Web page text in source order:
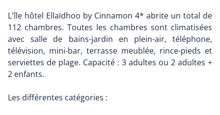
L'île hôtel Ellaïdhoo by Cinnamon 4* abrite un total de
112 chambres. Toutes les chambres sont climatisées
avec salle de bains-jardin en plein-air, téléphone,
télévision, mini-bar, terrasse meublée, rince-pieds et
serviettes de plage. Capacité : 3 adultes ou 2 adultes +
2 enfants.
Les différentes catégories :